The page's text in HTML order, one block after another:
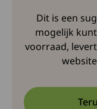
Dit is een
mogelijk
voorraad,